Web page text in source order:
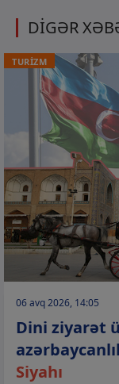
DİGƏR
TURİZM
06 avq 2026, 14:05
Dini ziyarət
Siyahı